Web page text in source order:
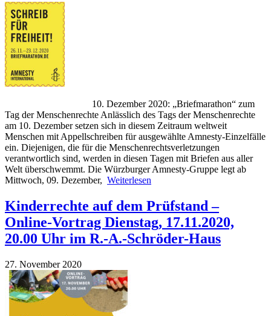
10. Dezember 2020: „Briefmarathon“ zum
Tag der Menschenrechte Anlässlich des Tags der Menschenrechte
am 10. Dezember setzen sich in diesem Zeitraum weltweit
Menschen mit Appellschreiben für ausgewählte Amnesty-Einzelfälle
ein. Diejenigen, die für die Menschenrechtsverletzungen
verantwortlich sind, werden in diesen Tagen mit Briefen aus aller
Welt überschwemmt. Die Würzburger Amnesty-Gruppe legt ab
Mittwoch, 09. Dezember, Weiterlesen
Kinderrechte auf dem Prüfstand –
Online-Vortrag Dienstag, 17.11.2020,
20.00 Uhr im R.-A.-Schröder-Haus
27. November 2020